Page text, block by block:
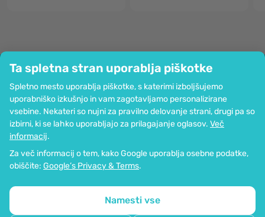
Ta spletna stran uporablja piškotke
Spletno mesto uporablja piškotke, s katerimi izboljšujemo
uporabniško izkušnjo in vam zagotavljamo personalizirane
vsebine. Nekateri so nujni za pravilno delovanje strani, drugi pa so
izbirni, ki se lahko uporabljajo za prilagajanje oglasov. Več
informacij.
Za več informacij o tem, kako Google uporablja osebne podatke,
obiščite: Google’s Privacy & Terms.
Namesti vse
Podjetje
Informacije
Pridružite se nam
Pomoč in naročila
Možnost kartičnega plačevanja. Zagotovljena zaščita osebnih podatkov
preko SSL-kodiranja.
Zemljevid strani